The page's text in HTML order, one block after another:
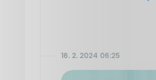
16. 2. 2024 06:25